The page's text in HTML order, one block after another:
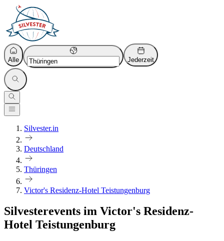
Alle Jederzeit
Silvester.in
Deutschland
Thüringen
Victor's Residenz-Hotel Teistungenburg
Silvesterevents im Victor's Residenz-
Hotel Teistungenburg